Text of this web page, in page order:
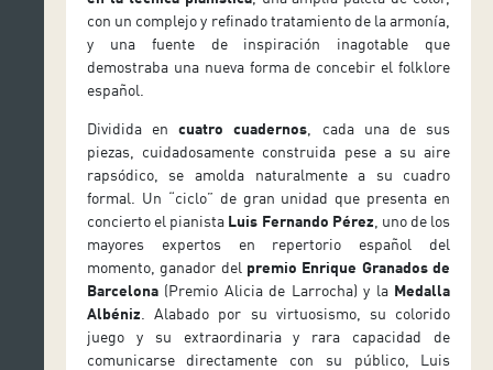
con un complejo y refinado tratamiento de la armonía,
y una fuente de inspiración inagotable que
demostraba una nueva forma de concebir el folklore
español.
Dividida encuatro cuadernos , cada una de sus
piezas, cuidadosamente construida pese a su aire
rapsódico, se amolda naturalmente a su cuadro
formal. Un “ciclo” de gran unidad que presenta en
concierto el pianista Luis Fernando Pérez , uno de los
mayores expertos en repertorio español del
momento, ganador del premio Enrique Granados de
Barcelona(Premio Alicia de Larrocha) y la Medalla
Albéniz . Alabado por su virtuosismo, su colorido
juego y su extraordinaria y rara capacidad de
comunicarse directamente con su público, Luis